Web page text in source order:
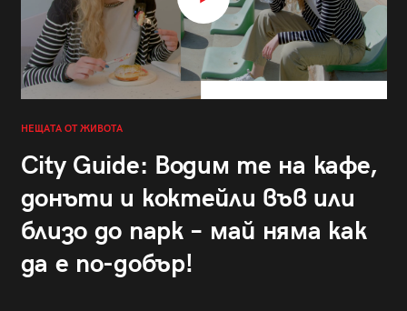
НЕЩАТА ОТ ЖИВОТА
City Guide: Водим те на кафе,
донъти и коктейли във или
близо до парк – май няма как
да е по-добър!